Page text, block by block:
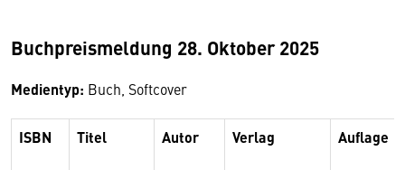
Buchpreismeldung 28. Oktober 2025
Medientyp: Buch, Softcover
ISBN Titel Autor Verlag Auflage